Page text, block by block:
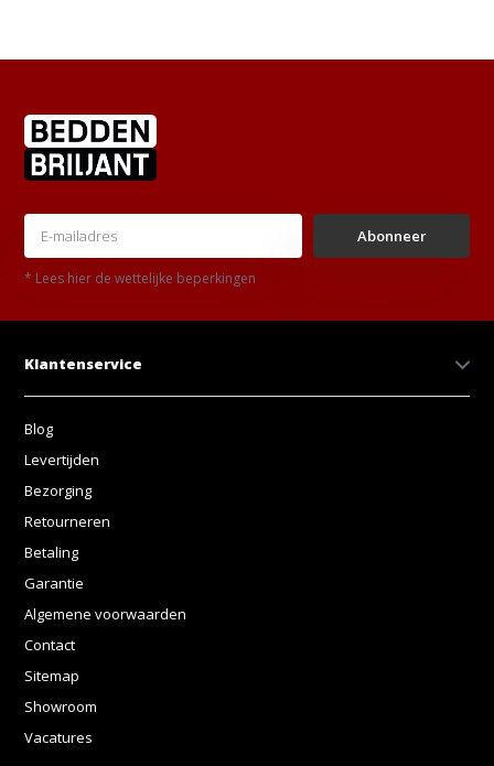
Abonneer
* Lees hier de wettelijke beperkingen
Klantenservice
Blog
Levertijden
Bezorging
Retourneren
Betaling
Garantie
Algemene voorwaarden
Contact
Sitemap
Showroom
Vacatures